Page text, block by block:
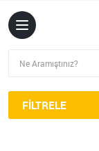
FILTRELE